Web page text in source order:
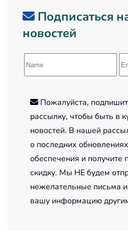
Подписаться
новостей
Пожалуйста,
рассылку, чтобы быть в
новостей. В нашей
о последних
обеспечения и получите
скидку. Мы НЕ будем
нежелательные письма
вашу информацию